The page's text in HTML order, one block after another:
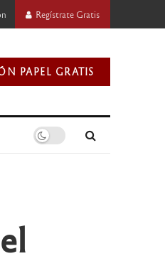
Regístrate Gratis
PAPEL GRATIS